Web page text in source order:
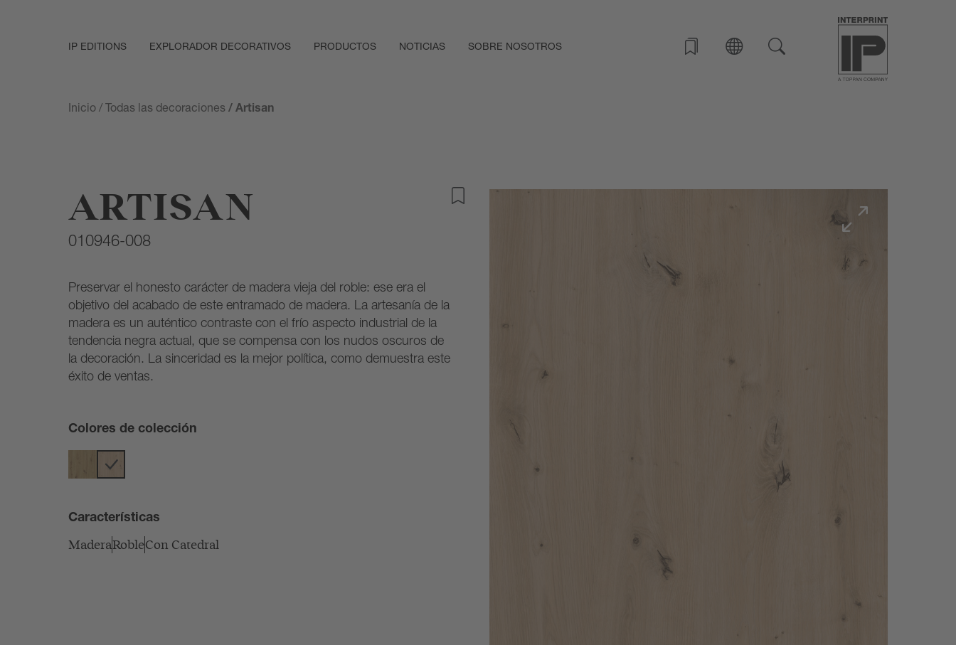
IP EDITIONS EXPLORADOR DECORATIVOS PRODUCTOS NOTICIAS SOBRE NOSOTROS
Inicio / Todas las decoraciones / Artisan
ARTISAN
010946-008
Preservar el honesto carácter de madera vieja del roble: ese era el
objetivo del acabado de este entramado de madera. La artesanía de la
madera es un auténtico contraste con el frío aspecto industrial de la
tendencia negra actual, que se compensa con los nudos oscuros de
la decoración. La sinceridad es la mejor política, como demuestra este
éxito de ventas.
Colores de colección
Características
MaderaRobleCon Catedral